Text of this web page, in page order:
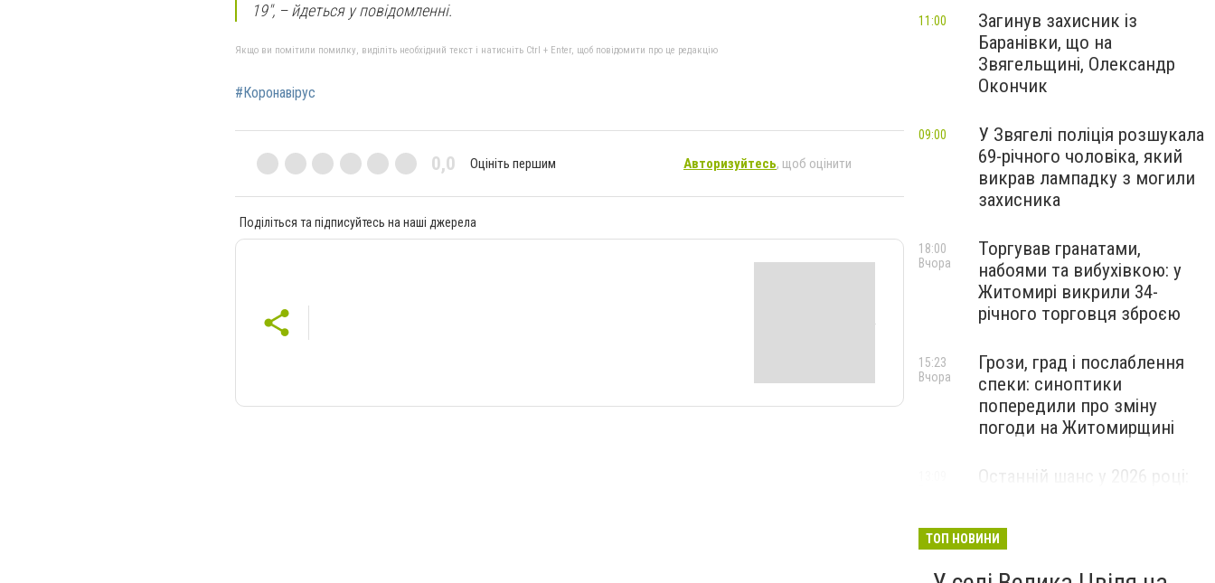
19″, – йдеться у повідомленні.
Якщо ви помітили помилку, виділіть необхідний текст і натисніть Ctrl + Enter, щоб повідомити про це редакцію
#Коронавірус
0,0 Оцініть першим Авторизуйтесь, щоб оцінити
Поділіться та підписуйтесь на наші джерела
Загинув захисник із
Баранівки, що на
Звягельщині, Олександр
Окончик
11:00
У Звягелі поліція розшукала
69-річного чоловіка, який
викрав лампадку з могили
захисника
09:00
Торгував гранатами,
набоями та вибухівкою: у
Житомирі викрили 34-
річного торговця зброєю
18:00
Вчора
Грози, град і послаблення
спеки: синоптики
попередили про зміну
погоди на Житомирщині
15:23
Вчора
Останній шанс у 2026 році:
майбутніх водійок автобусів
ТОП НОВИНИ